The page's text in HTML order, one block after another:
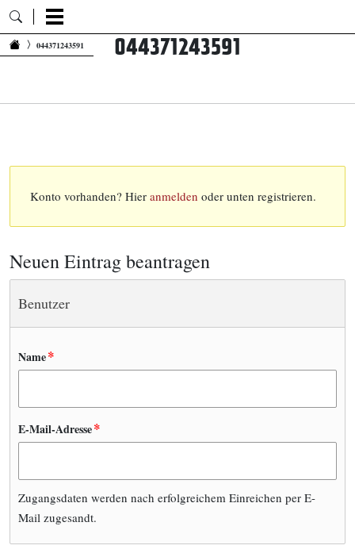
Zum Inhalt springen
044371243591 044371243591
Konto vorhanden? Hier anmelden oder unten registrieren.
Neuen Eintrag beantragen
Benutzer
Name*
E-Mail-Adresse*
Zugangsdaten werden nach erfolgreichem Einreichen per E-
Mail zugesandt.